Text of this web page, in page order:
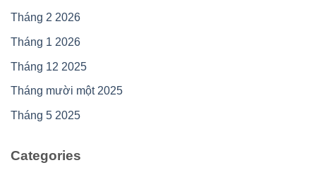
Tháng 2 2026
Tháng 1 2026
Tháng 12 2025
Tháng mười một 2025
Tháng 5 2025
Categories